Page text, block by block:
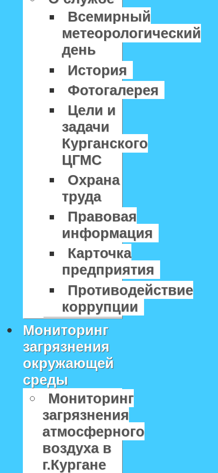
Всемирный
метеорологический
день
История
Фотогалерея
Цели и
задачи
Курганского
ЦГМС
Охрана
труда
Правовая
информация
Карточка
предприятия
Противодействие
коррупции
Мониторинг
загрязнения
окружающей
среды
Мониторинг
загрязнения
атмосферного
воздуха в
г.Кургане